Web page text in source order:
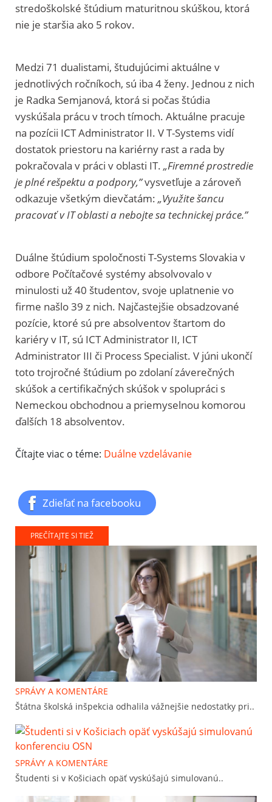
stredoškolské štúdium maturitnou skúškou, ktorá
nie je staršia ako 5 rokov.
Medzi 71 dualistami, študujúcimi aktuálne v
jednotlivých ročníkoch, sú iba 4 ženy. Jednou z nich
je Radka Semjanová, ktorá si počas štúdia
vyskúšala prácu v troch tímoch. Aktuálne pracuje
na pozícii ICT Administrator II. V T-Systems vidí
dostatok priestoru na kariérny rast a rada by
pokračovala v práci v oblasti IT. „Firemné prostredie
je plné rešpektu a podpory,”vysvetľuje a zároveň
odkazuje všetkým dievčatám: „Využite šancu
pracovať v IT oblasti a nebojte sa technickej práce.”
Duálne štúdium spoločnosti T-Systems Slovakia v
odbore Počítačové systémy absolvovalo v
minulosti už 40 študentov, svoje uplatnenie vo
firme našlo 39 z nich. Najčastejšie obsadzované
pozície, ktoré sú pre absolventov štartom do
kariéry v IT, sú ICT Administrator II, ICT
Administrator III či Process Specialist. V júni ukončí
toto trojročné štúdium po zdolaní záverečných
skúšok a certifikačných skúšok v spolupráci s
Nemeckou obchodnou a priemyselnou komorou
ďalších 18 absolventov.
Čítajte viac o téme: Duálne vzdelávanie
Zdieľať na facebooku
PREČÍTAJTE SI TIEŽ
SPRÁVY A KOMENTÁRE
Štátna školská inšpekcia odhalila vážnejšie nedostatky pri..
SPRÁVY A KOMENTÁRE
Študenti si v Košiciach opäť vyskúšajú simulovanú..